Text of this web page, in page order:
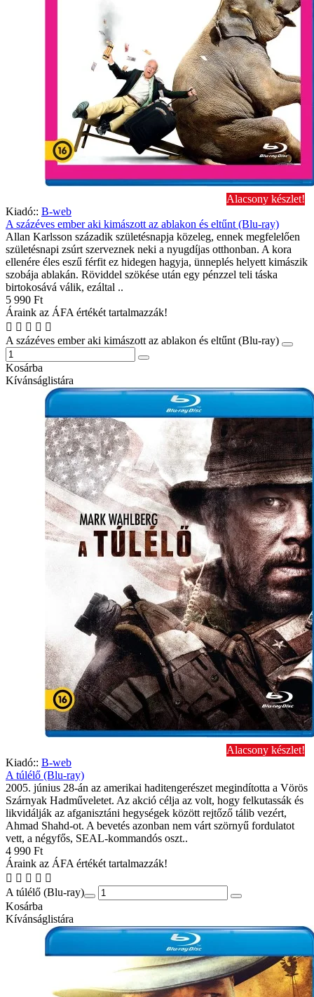
Alacsony készlet!
Kiadó:: B-web
A százéves ember aki kimászott az ablakon és eltűnt (Blu-ray)
Allan Karlsson századik születésnapja közeleg, ennek megfelelően
születésnapi zsúrt szerveznek neki a nyugdíjas otthonban. A kora
ellenére éles eszű férfit ez hidegen hagyja, ünneplés helyett kimászik
szobája ablakán. Röviddel szökése után egy pénzzel teli táska
birtokosává válik, ezáltal ..
5 990 Ft
Áraink az ÁFA értékét tartalmazzák!
A százéves ember aki kimászott az ablakon és eltűnt (Blu-ray)
Kosárba
Kívánságlistára
Alacsony készlet!
Kiadó:: B-web
A túlélő (Blu-ray)
2005. június 28-án az amerikai haditengerészet megindította a Vörös
Szárnyak Hadműveletet. Az akció célja az volt, hogy felkutassák és
likvidálják az afganisztáni hegységek között rejtőző tálib vezért,
Ahmad Shahd-ot. A bevetés azonban nem várt szörnyű fordulatot
vett, a négyfős, SEAL-kommandós oszt..
4 990 Ft
Áraink az ÁFA értékét tartalmazzák!
A túlélő (Blu-ray)
Kosárba
Kívánságlistára